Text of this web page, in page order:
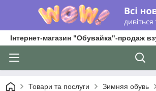
Інтернет-магазин "Обувайка"-продаж
Товари та послуги Зимняя обувь